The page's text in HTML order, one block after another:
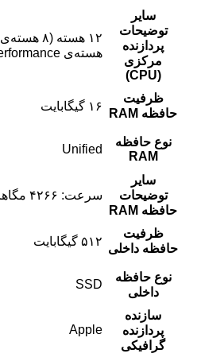
سایر
توضیحات
پردازنده
مرکزی
(CPU)
هسته‌ی Performance)
ظرفیت
حافظه RAM
۱۶ گیگابایت
نوع حافظه
RAM
Unified
سایر
توضیحات
حافظه RAM
سرعت: ۴۲۶۶ مگاهرتز
ظرفیت
حافظه داخلی
۵۱۲ گیگابایت
نوع حافظه
داخلی
SSD
سازنده
پردازنده
گرافیکی
Apple